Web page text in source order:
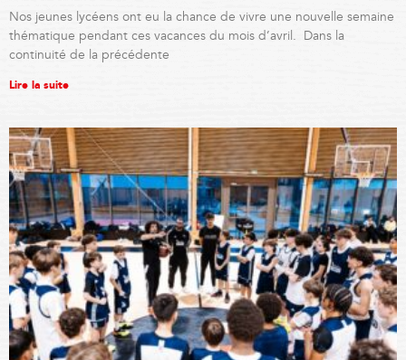
Nos jeunes lycéens ont eu la chance de vivre une nouvelle semaine
thématique pendant ces vacances du mois d’avril. Dans la
continuité de la précédente
Lire la suite